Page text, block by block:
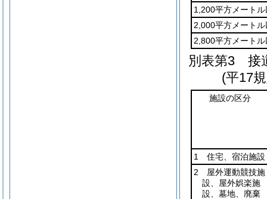
1,200平方メート
2,000平方メート
2,800平方メートル
別表第3 接
(平17
施設の区分
1 住宅、宿泊施設
2 屋外運動競技施
設、屋外娯楽施
設、墓地、廃棄